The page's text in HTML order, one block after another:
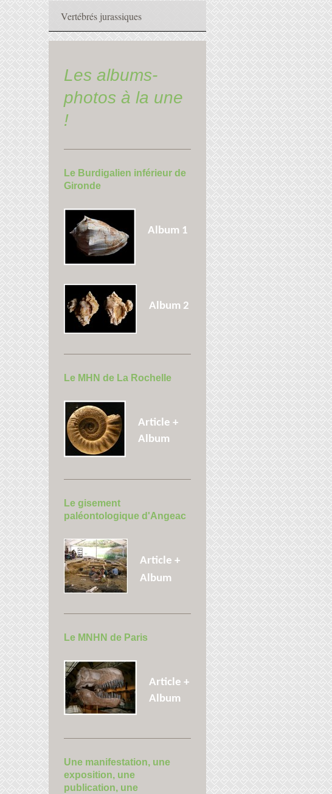
Vertébrés jurassiques
Les albums-
photos à la une
!
Le Burdigalien inférieur de
Gironde
Album 1
Album 2
Le MHN de La Rochelle
Article +
Album
Le gisement
paléontologique d'Angeac
Article +
Album
Le MNHN de Paris
Article +
Album
Une manifestation, une
exposition, une
publication, une